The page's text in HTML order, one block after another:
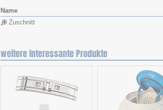
Name
Zuschnitt
weitere interessante Produkte